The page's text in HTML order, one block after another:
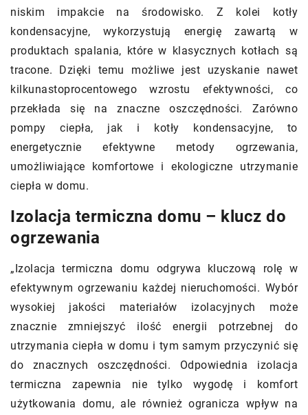
niskim impakcie na środowisko. Z kolei kotły
kondensacyjne, wykorzystują energię zawartą w
produktach spalania, które w klasycznych kotłach są
tracone. Dzięki temu możliwe jest uzyskanie nawet
kilkunastoprocentowego wzrostu efektywności, co
przekłada się na znaczne oszczędności. Zarówno
pompy ciepła, jak i kotły kondensacyjne, to
energetycznie efektywne metody ogrzewania,
umożliwiające komfortowe i ekologiczne utrzymanie
ciepła w domu.
Izolacja termiczna domu – klucz do
ogrzewania
„Izolacja termiczna domu odgrywa kluczową rolę w
efektywnym ogrzewaniu każdej nieruchomości. Wybór
wysokiej jakości materiałów izolacyjnych może
znacznie zmniejszyć ilość energii potrzebnej do
utrzymania ciepła w domu i tym samym przyczynić się
do znacznych oszczędności. Odpowiednia izolacja
termiczna zapewnia nie tylko wygodę i komfort
użytkowania domu, ale również ogranicza wpływ na